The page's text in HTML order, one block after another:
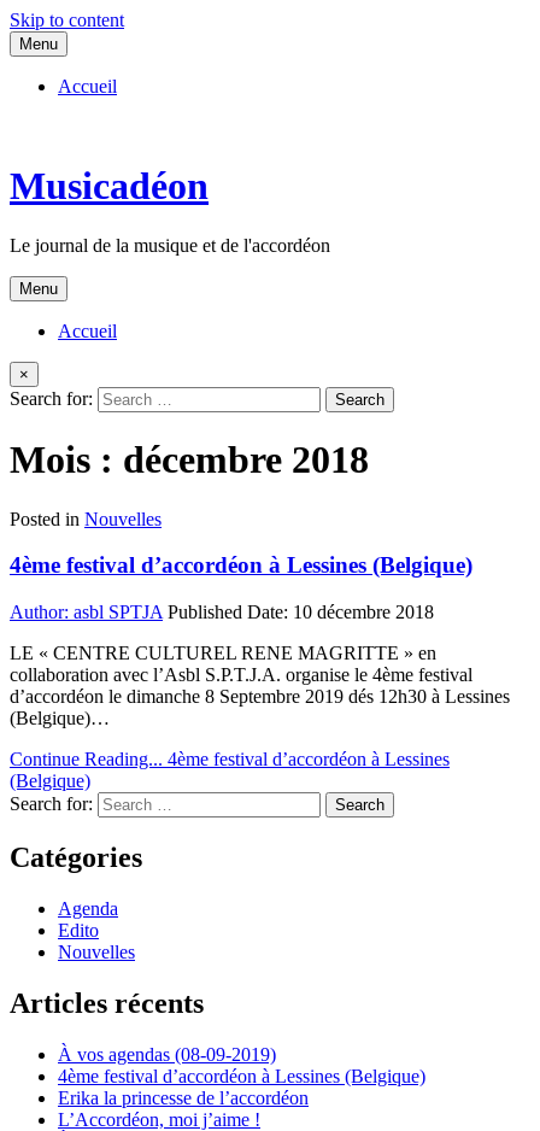
Skip to content
Menu
Accueil
Musicadéon
Le journal de la musique et de l'accordéon
Menu
Accueil
×
Search for:
Mois : décembre 2018
Posted in Nouvelles
4ème festival d’accordéon à Lessines (Belgique)
Author: asbl SPTJA Published Date: 10 décembre 2018
LE « CENTRE CULTUREL RENE MAGRITTE » en
collaboration avec l’Asbl S.P.T.J.A. organise le 4ème festival
d’accordéon le dimanche 8 Septembre 2019 dés 12h30 à Lessines
(Belgique)…
Continue Reading... 4ème festival d’accordéon à Lessines
(Belgique)
Search for:
Catégories
Agenda
Edito
Nouvelles
Articles récents
À vos agendas (08-09-2019)
4ème festival d’accordéon à Lessines (Belgique)
Erika la princesse de l’accordéon
L’Accordéon, moi j’aime !